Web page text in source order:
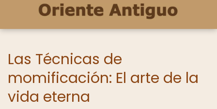
Las Técnicas de
momificación: El arte de la
vida eterna